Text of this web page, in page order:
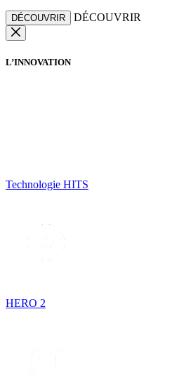
DÉCOUVRIR DÉCOUVRIR
L’INNOVATION
Technologie HITS
HERO 2